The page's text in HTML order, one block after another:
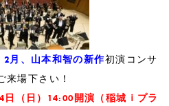
2月、山本和智の新作初演コンサ
来場下さい！
日（日）14:00開演（稲城ｉプラ